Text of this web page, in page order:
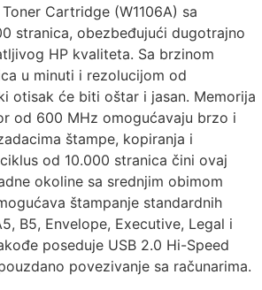
Cartridge (W1106A) sa
stranica, obezbeđujući dugotrajno
HP kvaliteta. Sa brzinom
u minuti i rezolucijom od
otisak će biti oštar i jasan. Memorija
od 600 MHz omogućavaju brzo i
štampe, kopiranja i
od 10.000 stranica čini ovaj
okoline sa srednjim obimom
štampanje standardnih
B5, Envelope, Executive, Legal i
poseduje USB 2.0 Hi-Speed
povezivanje sa računarima.